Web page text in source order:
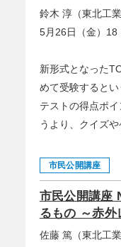
鈴木 淳（東北工
5月26日（金）18
新形式となった
めて受験すると
テストの得点ポ
うより、クイズ
市民公開講座
市民公開講座
るもの ～赤外
佐藤 篤（東北工